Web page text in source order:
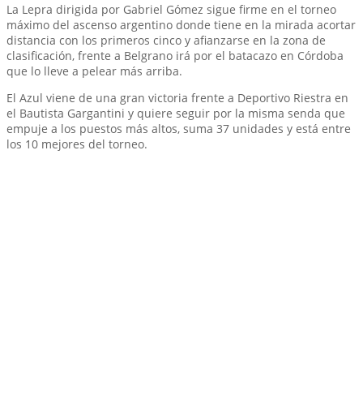
La Lepra dirigida por Gabriel Gómez sigue firme en el torneo
máximo del ascenso argentino donde tiene en la mirada acortar
distancia con los primeros cinco y afianzarse en la zona de
clasificación, frente a Belgrano irá por el batacazo en Córdoba
que lo lleve a pelear más arriba.
El Azul viene de una gran victoria frente a Deportivo Riestra en
el Bautista Gargantini y quiere seguir por la misma senda que
empuje a los puestos más altos, suma 37 unidades y está entre
los 10 mejores del torneo.